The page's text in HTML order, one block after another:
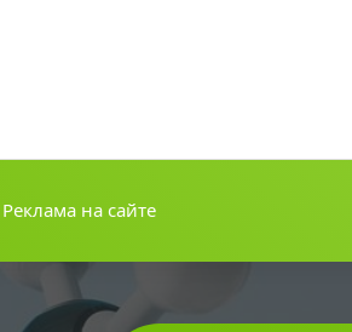
Реклама на сайте